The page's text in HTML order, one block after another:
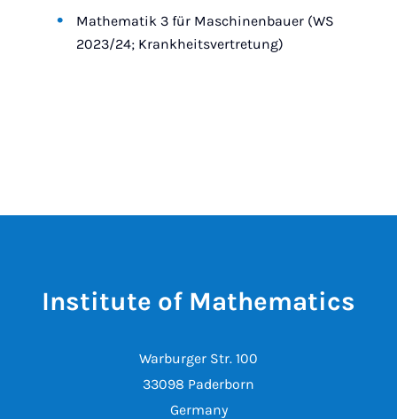
Mathematik 3 für Maschinenbauer (WS
2023/24; Krankheitsvertretung)
Institute of Mathematics
Warburger Str. 100
33098 Paderborn
Germany